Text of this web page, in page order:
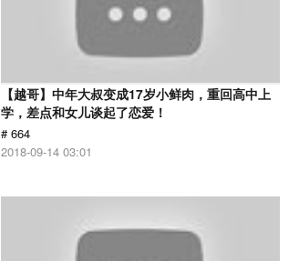
【越哥】中年大叔变成17岁小鲜肉，重回高中上
学，差点和女儿谈起了恋爱！
# 664
2018-09-14 03:01